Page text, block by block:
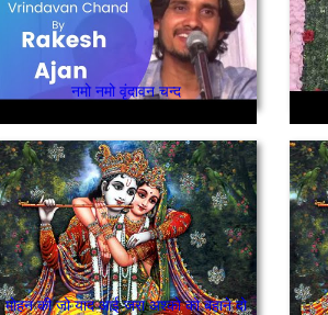
नमो नमो वृंदावन चन्द
मोहन की जो याद आई जरा अश्को को बहाने दो